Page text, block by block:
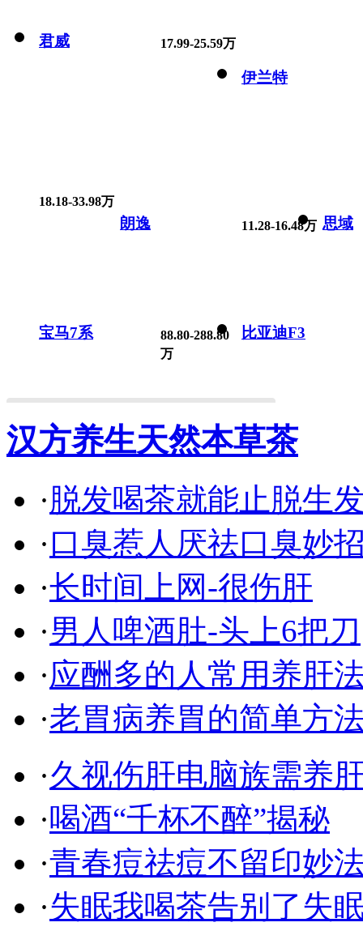
君威 17.99-25.59万
伊兰特
18.18-33.98万
朗逸 11.28-16.48万 思域
宝马7系
88.80-288.80
万
比亚迪F3
汉方养生天然本草茶
·脱发喝茶就能止脱生
·口臭惹人厌祛口臭妙
·长时间上网-很伤肝
·男人啤酒肚-头上6把刀
·应酬多的人常用养肝
·老胃病养胃的简单方
·久视伤肝电脑族需养
·喝酒“千杯不醉”揭秘
·青春痘祛痘不留印妙
·失眠我喝茶告别了失